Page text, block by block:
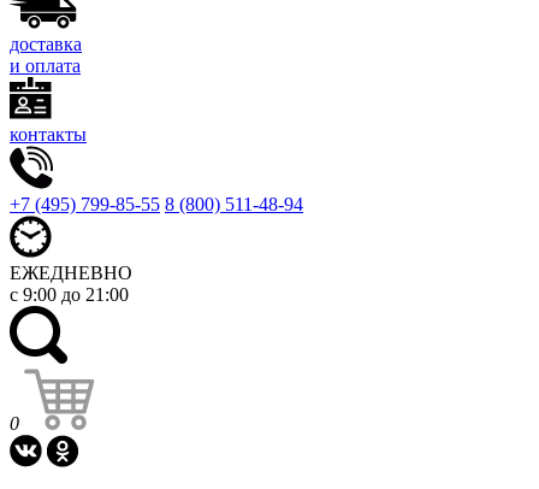
доставка
и оплата
контакты
+7 (495) 799-85-55 8 (800) 511-48-94
ЕЖЕДНЕВНО
с 9:00 до 21:00
0